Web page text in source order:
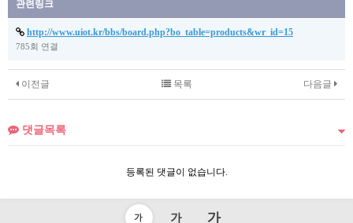
관련링크
http://www.uiot.kr/bbs/board.php?bo_table=products&wr_id=15
785회 연결
이전글 다음글
목록
댓글목록
등록된 댓글이 없습니다.